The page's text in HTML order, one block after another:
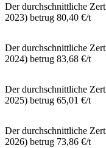
Der durchschnittliche
2023) betrug 80,40 €/t
Der durchschnittliche
2024) betrug 83,68 €/t
Der durchschnittliche
2025) betrug 65,01 €/t
Der durchschnittliche
2026) betrug 73,86 €/t